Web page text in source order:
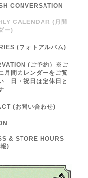
CONVERSATION
CALENDAR (月間
ー)
(フォトアルバム)
(ご予約）※ご
月間カレンダーをご覧
日・祝日は定休日と
(お問い合わせ)
& STORE HOURS
)